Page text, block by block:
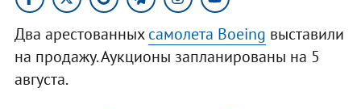
Два арестованныхсамолета Boeing выставили
на продажу. Аукционы запланированы на 5
августа.